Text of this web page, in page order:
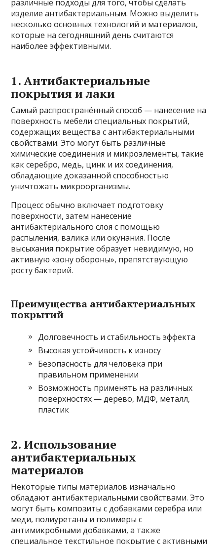
различные подходы для того, чтобы сделать
изделие антибактериальным. Можно выделить
несколько основных технологий и материалов,
которые на сегодняшний день считаются
наиболее эффективными.
1. Антибактериальные
покрытия и лаки
Самый распространённый способ — нанесение на
поверхность мебели специальных покрытий,
содержащих вещества с антибактериальными
свойствами. Это могут быть различные
химические соединения и микроэлементы, такие
как серебро, медь, цинк и их соединения,
обладающие доказанной способностью
уничтожать микроорганизмы.
Процесс обычно включает подготовку
поверхности, затем нанесение
антибактериального слоя с помощью
распыления, валика или окунания. После
высыхания покрытие образует невидимую, но
активную «зону обороны», препятствующую
росту бактерий.
Преимущества антибактериальных
покрытий
Долговечность и стабильность эффекта
Высокая устойчивость к износу
Безопасность для человека при
правильном применении
Возможность применять на различных
поверхностях — дерево, МДФ, металл,
пластик
2. Использование
антибактериальных
материалов
Некоторые типы материалов изначально
обладают антибактериальными свойствами. Это
могут быть композиты с добавками серебра или
меди, полиуретаны и полимеры с
антимикробными добавками, а также
специальное текстильное покрытие с активными